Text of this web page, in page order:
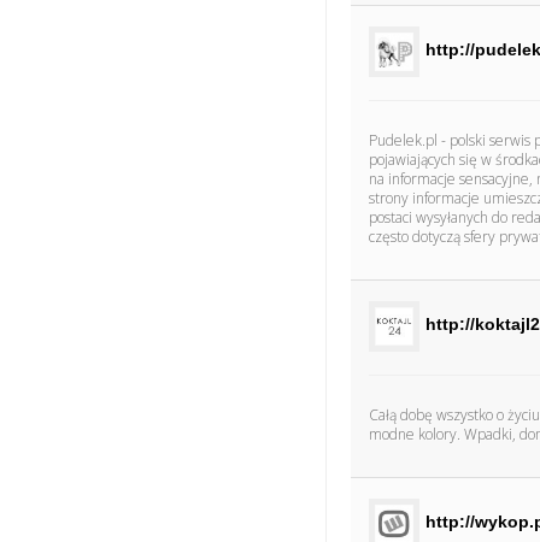
http://
Pudelek.pl - polski serwis
pojawiających się w
na informacje
strony informacje
postaci wysyłanych do
często dotyczą sfery
http://
Całą dobę wszystko o
modne kolory. Wpadki,
http://